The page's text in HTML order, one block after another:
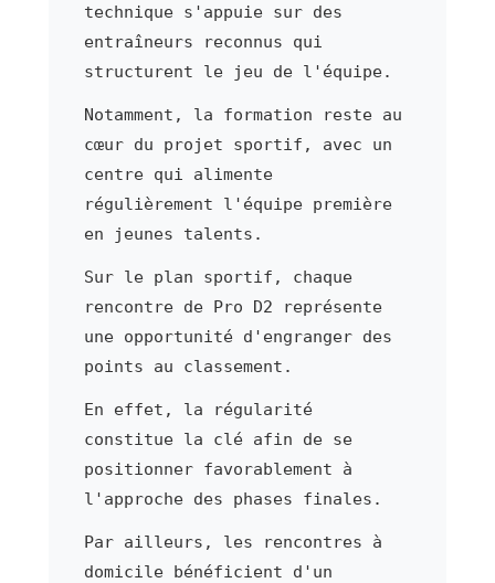
technique s'appuie sur des
entraîneurs reconnus qui
structurent le jeu de l'équipe.
Notamment, la formation reste au
cœur du projet sportif, avec un
centre qui alimente
régulièrement l'équipe première
en jeunes talents.
Sur le plan sportif, chaque
rencontre de Pro D2 représente
une opportunité d'engranger des
points au classement.
En effet, la régularité
constitue la clé afin de se
positionner favorablement à
l'approche des phases finales.
Par ailleurs, les rencontres à
domicile bénéficient d'un